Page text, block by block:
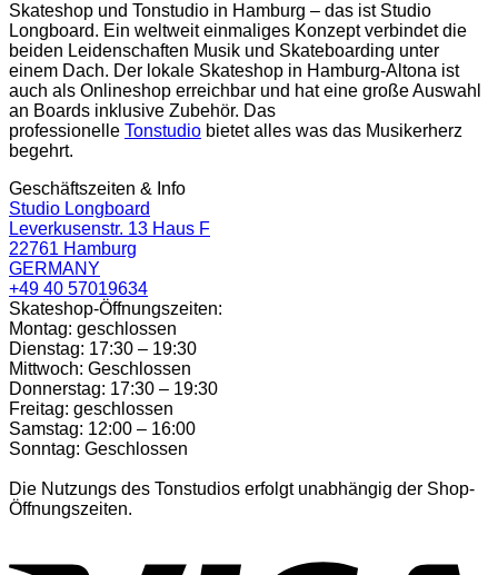
Skateshop und Tonstudio in Hamburg – das ist Studio
Longboard. Ein weltweit einmaliges Konzept verbindet die
beiden Leidenschaften Musik und Skateboarding unter
einem Dach. Der lokale Skateshop in Hamburg-Altona ist
auch als Onlineshop erreichbar und hat eine große Auswahl
an Boards inklusive Zubehör. Das
professionelle Tonstudio bietet alles was das Musikerherz
begehrt.
Geschäftszeiten & Info
Studio Longboard
Leverkusenstr. 13 Haus F
22761 Hamburg
GERMANY
+49 40 57019634
Skateshop-Öffnungszeiten:
Montag: geschlossen
Dienstag: 17:30 – 19:30
Mittwoch: Geschlossen
Donnerstag: 17:30 – 19:30
Freitag: geschlossen
Samstag: 12:00 – 16:00
Sonntag: Geschlossen
Die Nutzungs des Tonstudios erfolgt unabhängig der Shop-
Öffnungszeiten.